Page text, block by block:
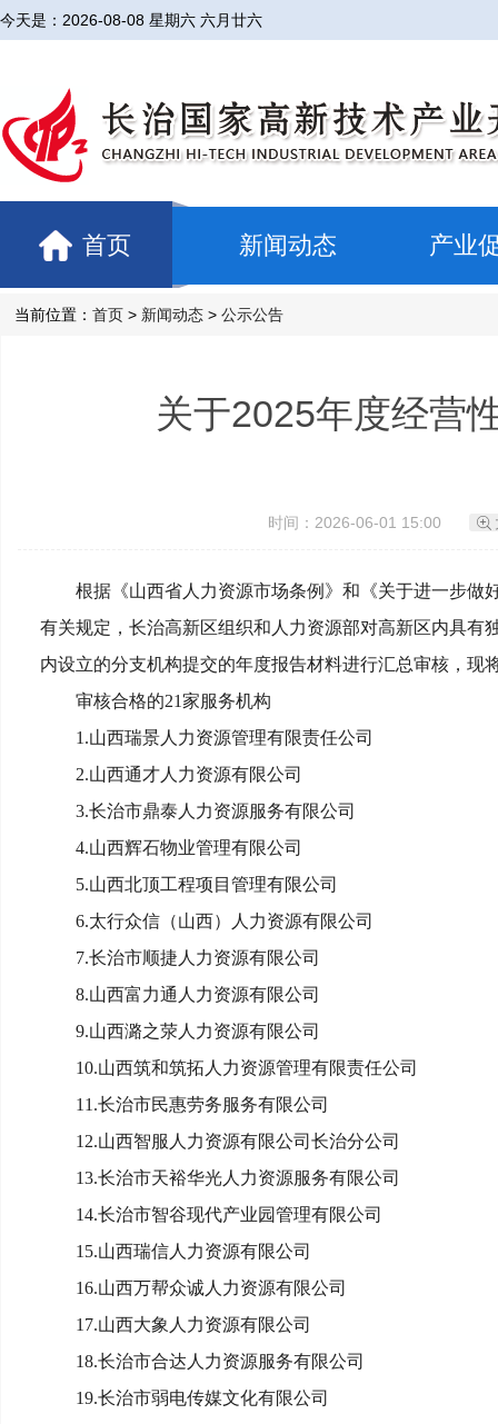
今天是： 2026-08-08 星期六 六月廿六
首页 新闻动态 产业
当前位置： 首页 > 新闻动态 > 公示公告
关于2025年度经营
时间：2026-06-01 15:00
根据《山西省人力资源市场条例》和《关于进一步做
有关规定，长治高新区组织和人力资源部对高新区内具
内设立的分支机构提交的年度报告材料进行汇总审核，现
审核合格的21家服务机构
1.山西瑞景人力资源管理有限责任公司
2.山西通才人力资源有限公司
3.长治市鼎泰人力资源服务有限公司
4.山西辉石物业管理有限公司
5.山西北顶工程项目管理有限公司
6.太行众信（山西）人力资源有限公司
7.长治市顺捷人力资源有限公司
8.山西富力通人力资源有限公司
9.山西潞之荥人力资源有限公司
10.山西筑和筑拓人力资源管理有限责任公司
11.长治市民惠劳务服务有限公司
12.山西智服人力资源有限公司长治分公司
13.长治市天裕华光人力资源服务有限公司
14.长治市智谷现代产业园管理有限公司
15.山西瑞信人力资源有限公司
16.山西万帮众诚人力资源有限公司
17.山西大象人力资源有限公司
18.长治市合达人力资源服务有限公司
19.长治市弱电传媒文化有限公司